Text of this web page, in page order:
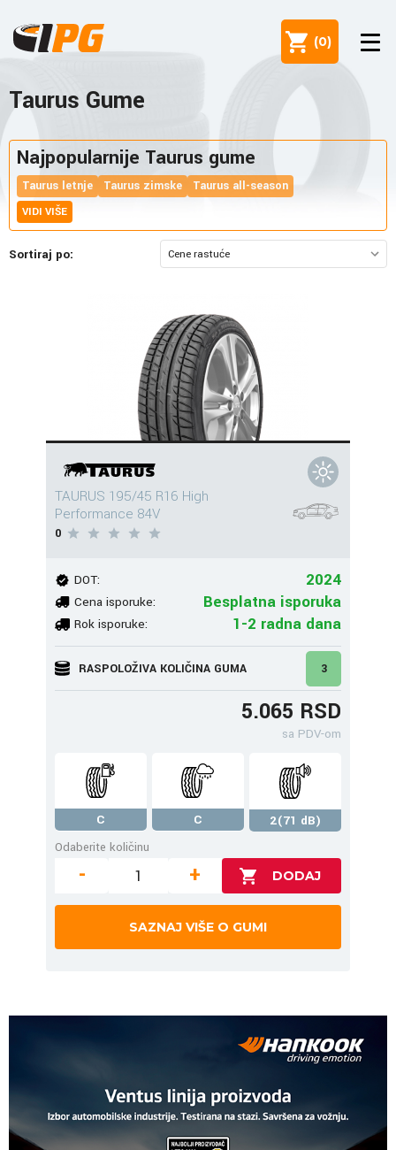
(0)
Taurus Gume
Najpopularnije Taurus gume
Taurus letnje Taurus zimske Taurus all-season
VIDI VIŠE
Sortiraj po:
TAURUS 195/45 R16 High
Performance 84V
0
DOT: 2024
Cena isporuke: Besplatna isporuka
Rok isporuke: 1-2 radna dana
RASPOLOŽIVA KOLIČINA GUMA 3
5.065 RSD
sa PDV-om
C C
2(71 dB)
Odaberite količinu
- +
SAZNAJ VIŠE O GUMI